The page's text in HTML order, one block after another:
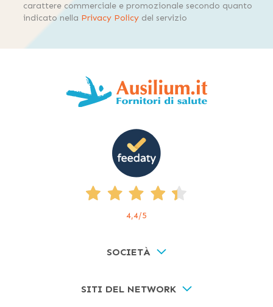
carattere commerciale e promozionale secondo quanto
indicato nella Privacy Policy del servizio
4,4/5
SOCIETÀ
SITI DEL NETWORK